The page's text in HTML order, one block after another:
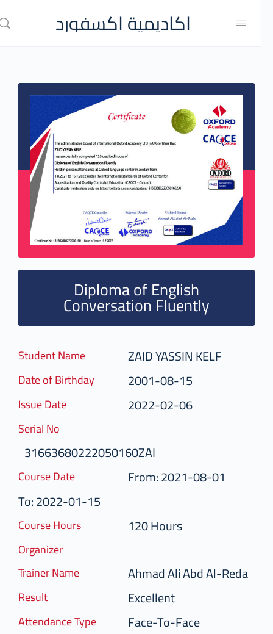
اكاديمية اكسفورد
Diploma of English
Conversation Fluently
Student Name ZAID YASSIN KELF
Date of Birthday 2001-08-15
Issue Date 2022-02-06
Serial No
31663680222050160ZAI
Course Date
From: 2021-08-01
To: 2022-01-15
Course Hours 120 Hours
Organizer
Trainer Name
Ahmad Ali Abd Al-Reda
Result Excellent
Attendance Type Face-To-Face